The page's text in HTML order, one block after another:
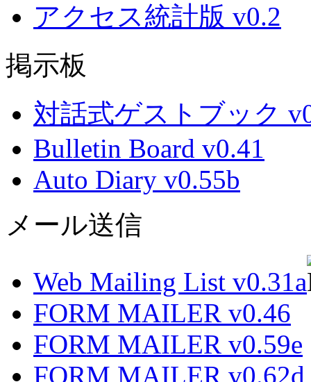
アクセス統計版 v0.2
掲示板
対話式ゲストブック
Bulletin Board v0.41
Auto Diary v0.55b
メール送信
Web Mailing List v0.31a
FORM MAILER v0.46
FORM MAILER v0.59e
FORM MAILER v0.62d